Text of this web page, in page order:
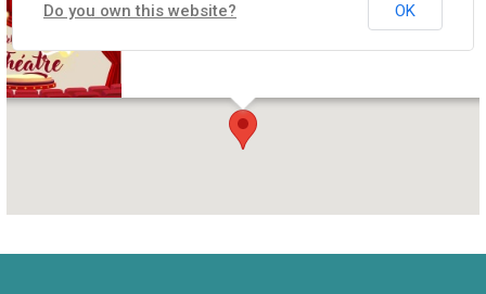
Do you own this website? OK